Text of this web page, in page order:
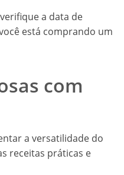
a data de
está comprando um
com
a versatilidade do
receitas práticas e